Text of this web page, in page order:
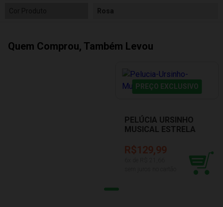
Rosa
Quem Comprou, Também Levou
PREÇO EXCLUSIVO
PELÚCIA URSINHO
MUSICAL ESTRELA
R$129,99